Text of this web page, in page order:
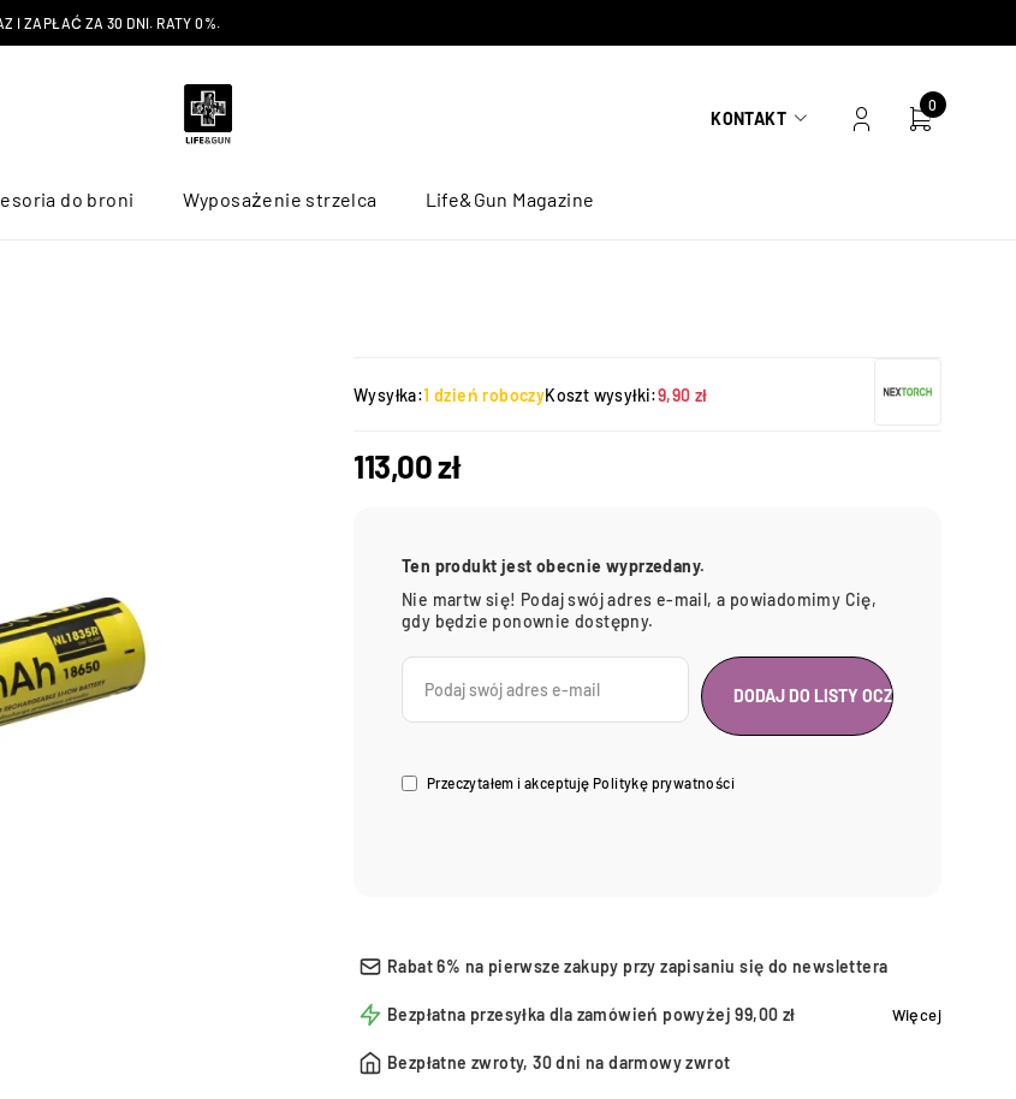
I ZAPŁAĆ ZA 30 DNI. RATY 0%.
KONTAKT
0
do broni Wyposażenie strzelca Life&Gun Magazine
Wysyłka:1 dzień roboczyKoszt wysyłki:9,90 zł
113,00zł
Ten produkt jest obecnie wyprzedany.
Nie martw się! Podaj swój adres e-mail, a powiadomimy Cię,
gdy będzie ponownie dostępny.
Przeczytałem i akceptuję Politykę prywatności
Rabat 6% na pierwsze zakupy przy zapisaniu się do newslettera
Bezpłatna przesyłka dla zamówień powyżej 99,00 zł Więcej
Bezpłatne zwroty, 30 dni na darmowy zwrot